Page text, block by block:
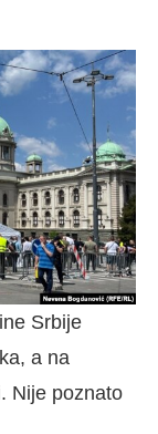
Srbije
a na
Nije poznato